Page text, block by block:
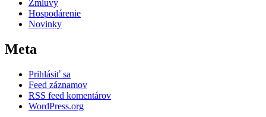
Zmluvy
Hospodárenie
Novinky
Meta
Prihlásiť sa
Feed záznamov
RSS feed komentárov
WordPress.org